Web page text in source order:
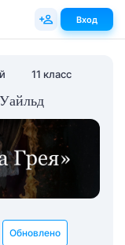
11 класс
Обновлено
Вход